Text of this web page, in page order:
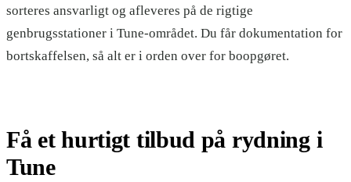
sorteres ansvarligt og afleveres på de rigtige
genbrugsstationer i Tune-området. Du får dokumentation for
bortskaffelsen, så alt er i orden over for boopgøret.
Få et hurtigt tilbud på rydning i
Tune